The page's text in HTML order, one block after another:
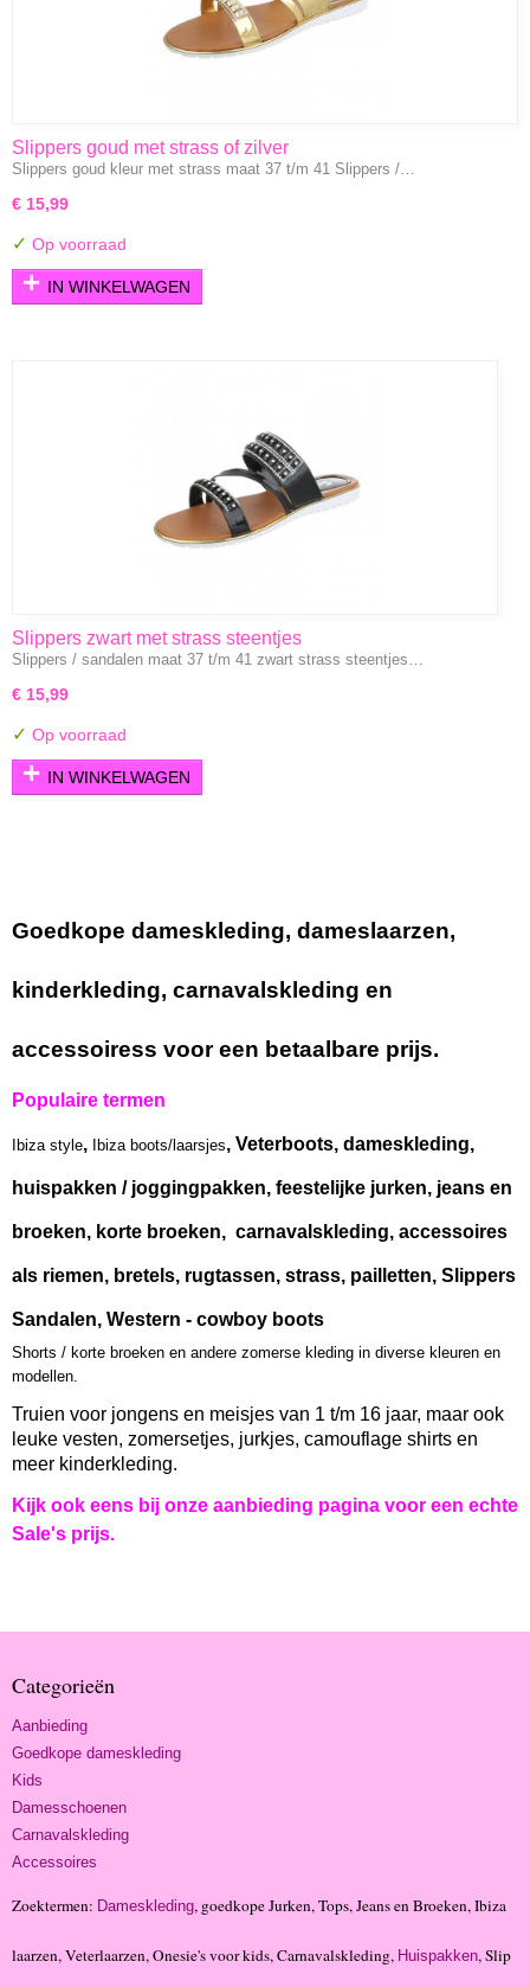
Slippers goud met strass of zilver
Slippers goud kleur met strass maat 37 t/m 41 Slippers /…
€ 15,99
✓ Op voorraad
IN WINKELWAGEN
Slippers zwart met strass steentjes
Slippers / sandalen maat 37 t/m 41 zwart strass steentjes…
€ 15,99
✓ Op voorraad
IN WINKELWAGEN
Goedkope dameskleding, dameslaarzen,
kinderkleding, carnavalskleding en
accessoiress voor een betaalbare prijs.
Populaire termen
Ibiza style, Ibiza boots/laarsjes, Veterboots, dameskleding,
huispakken / joggingpakken, feestelijke jurken, jeans en
broeken, korte broeken, carnavalskleding, accessoires
als riemen, bretels, rugtassen, strass, pailletten, Slippers
Sandalen, Western - cowboy boots
Shorts / korte broeken en andere zomerse kleding in diverse kleuren en
modellen.
Truien voor jongens en meisjes van 1 t/m 16 jaar, maar ook
leuke vesten, zomersetjes, jurkjes, camouflage shirts en
meer kinderkleding.
Kijk ook eens bij onze aanbieding pagina voor een echte
Sale's prijs.
Categorieën
Aanbieding
Goedkope dameskleding
Kids
Damesschoenen
Carnavalskleding
Accessoires
Zoektermen: Dameskleding, goedkope Jurken, Tops, Jeans en Broeken, Ibiza
laarzen, Veterlaarzen, Onesie's voor kids, Carnavalskleding, Huispakken, Slip